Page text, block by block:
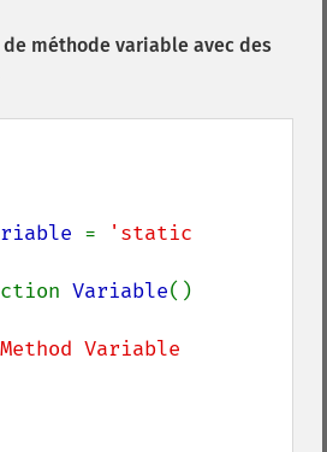
de méthode variable avec des
=
'static
Variable()
Variable